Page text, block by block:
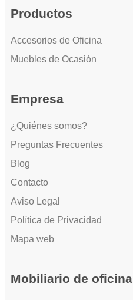
Productos
Accesorios de Oficina
Muebles de Ocasión
Empresa
¿Quiénes somos?
Preguntas Frecuentes
Blog
Contacto
Aviso Legal
Política de Privacidad
Mapa web
Mobiliario de oficina